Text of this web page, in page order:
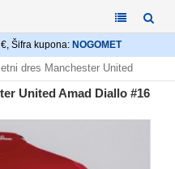
€, Šifra kupona: NOGOMET
dres Manchester United
United Amad Diallo #16